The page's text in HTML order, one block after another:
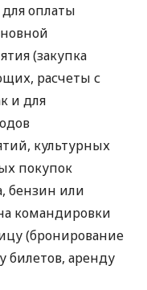
оплаты
(закупка
расчеты с
и для
культурных
покупок
бензин или
командировки
(бронирование
билетов, аренду